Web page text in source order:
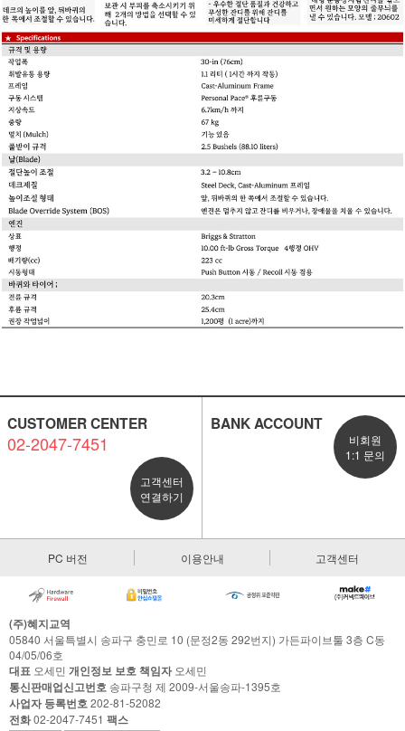
CUSTOMER CENTER
02-2047-7451
고객센터
연결하기
BANK ACCOUNT
비회원
1:1 문의
PC 버전 이용안내 고객센터
(주)혜지교역
05840 서울특별시 송파구 충민로 10 (문정2동 292번지) 가든파이브툴 3층 C동
04/05/06호
대표 오세민 개인정보 보호 책임자오세민
통신판매업신고번호 송파구청 제 2009-서울송파-1395호
사업자 등록번호202-81-52082
전화02-2047-7451 팩스